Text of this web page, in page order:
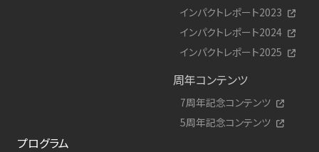
インパクトレポート2023
インパクトレポート2024
インパクトレポート2025
周年コンテンツ
7周年記念コンテンツ
5周年記念コンテンツ
プログラム